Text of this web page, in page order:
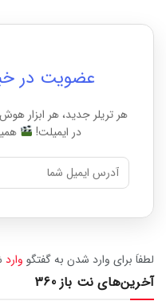
عضویت در
هر تریلر جدید، هر ابزار
در ایمیلت!
لطفاَ برای وارد شدن به گفتگو وارد
آخرین‌های نت باز 360